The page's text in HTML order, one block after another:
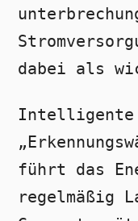
dabei als
Intelligente
führt das
regelmäßig